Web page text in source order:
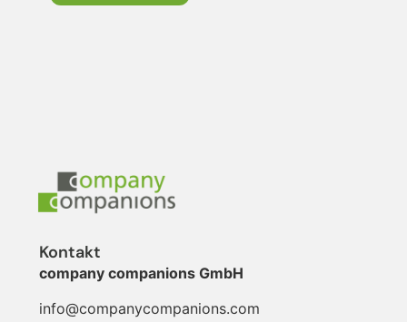
Kontakt
company companions GmbH
info@companycompanions.com